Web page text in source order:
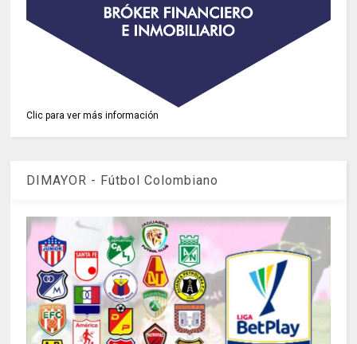
Clic para ver más información
DIMAYOR - Fútbol Colombiano